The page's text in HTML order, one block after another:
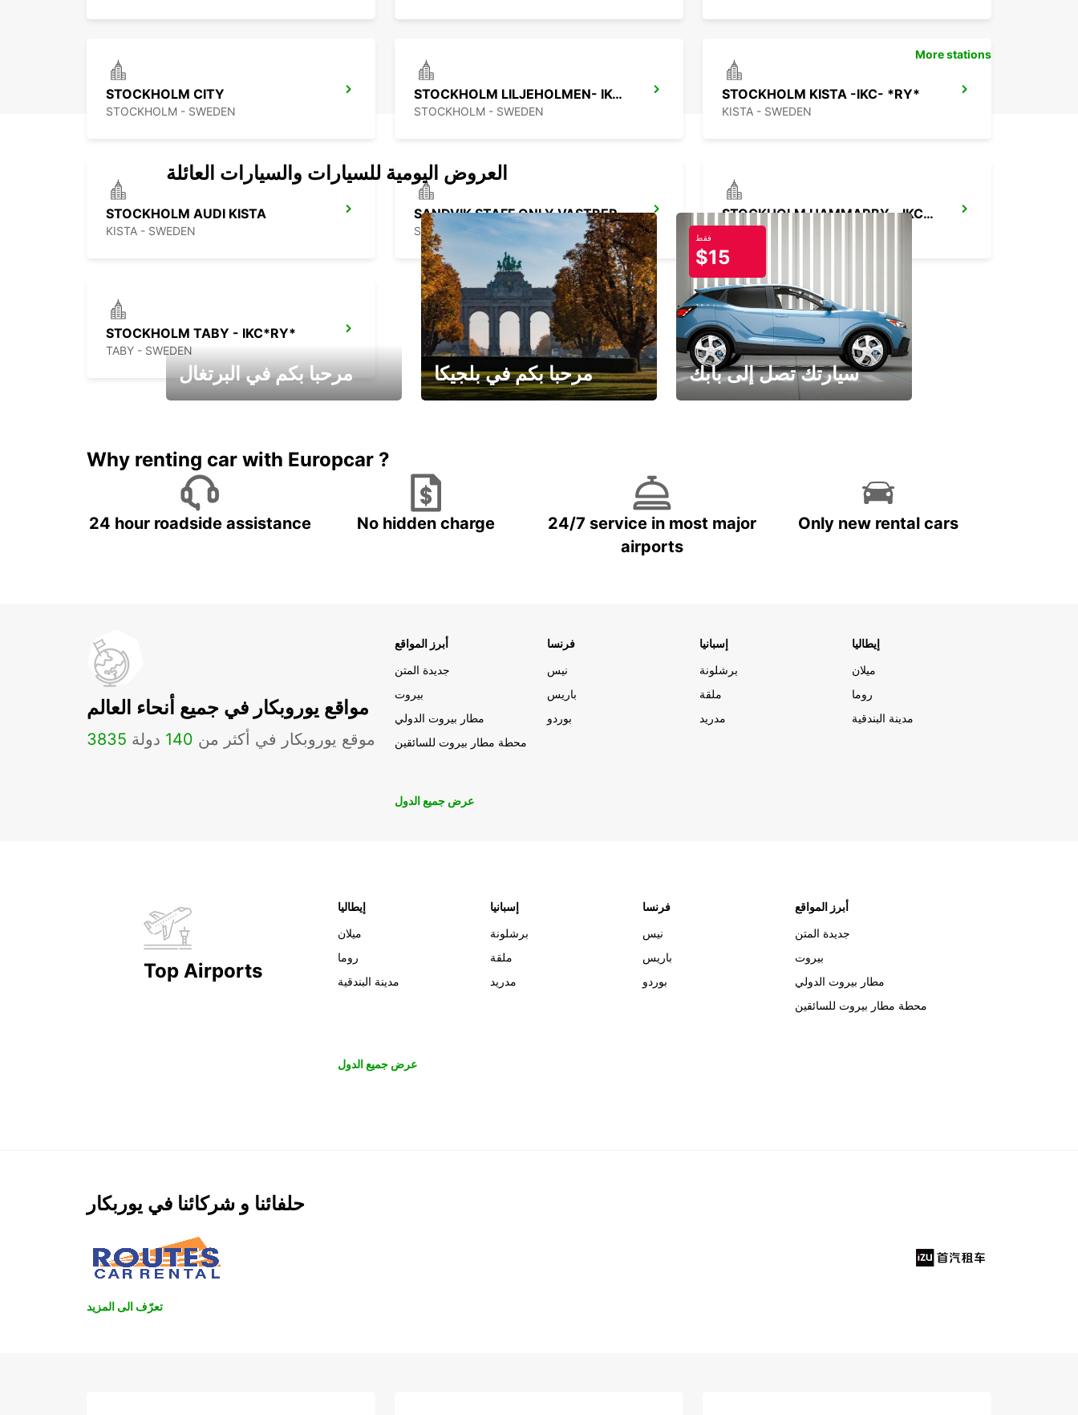
STOCKHOLM CITY
STOCKHOLM - SWEDEN
STOCKHOLM LILJEHOLMEN- IKC-*RY
STOCKHOLM - SWEDEN
STOCKHOLM KISTA -IKC- *RY*
KISTA - SWEDEN
STOCKHOLM AUDI KISTA
KISTA - SWEDEN
SANDVIK STAFF ONLY,VASTBERGA DELIV
STOCKHOLM - SWEDEN
STOCKHOLM HAMMARBY - IKC*RY*
STOCKHOLM - SWEDEN
STOCKHOLM TABY - IKC*RY*
TABY - SWEDEN
More stations
العروض اليومية للسيارات والسيارات العائلة
مرحبا بكم في البرتغال مرحبا بكم في بلجيكا
فقط
$15
سيارتك تصل إلى بابك
Why renting car with Europcar ?
24 hour roadside assistance No hidden charge
24/7 service in most major
airports
Only new rental cars
مواقع يوروبكار في جميع أنحاء العالم
3835 موقع يوروبكار في أكثر من 140 دولة
أبرز المواقع
جديدة المتن
بيروت
مطار بيروت الدولي
محطة مطار بيروت للسائقين
فرنسا
نيس
باريس
بوردو
إسبانيا
برشلونة
ملقة
مدريد
إيطاليا
ميلان
روما
مدينة البندقية
عرض جميع الدول
Top Airports
إيطاليا
ميلان
روما
مدينة البندقية
إسبانيا
برشلونة
ملقة
مدريد
فرنسا
نيس
باريس
بوردو
أبرز المواقع
جديدة المتن
بيروت
مطار بيروت الدولي
محطة مطار بيروت للسائقين
عرض جميع الدول
حلفائنا و شركائنا في يوربكار
تعرّف الى المزيد